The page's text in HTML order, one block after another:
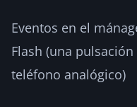
Eventos en el
Flash (una
teléfono analógico)